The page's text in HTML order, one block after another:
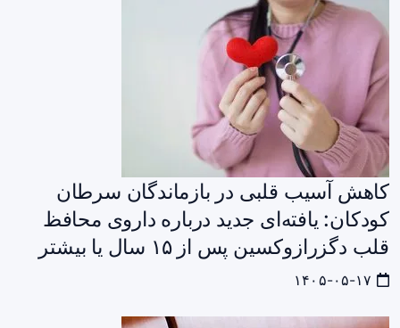
کاهش آسیب قلبی در بازماندگان سرطان
کودکان: یافته‌ای جدید درباره داروی محافظ
قلب دگزرازوکسین پس از ۱۵ سال یا بیشتر